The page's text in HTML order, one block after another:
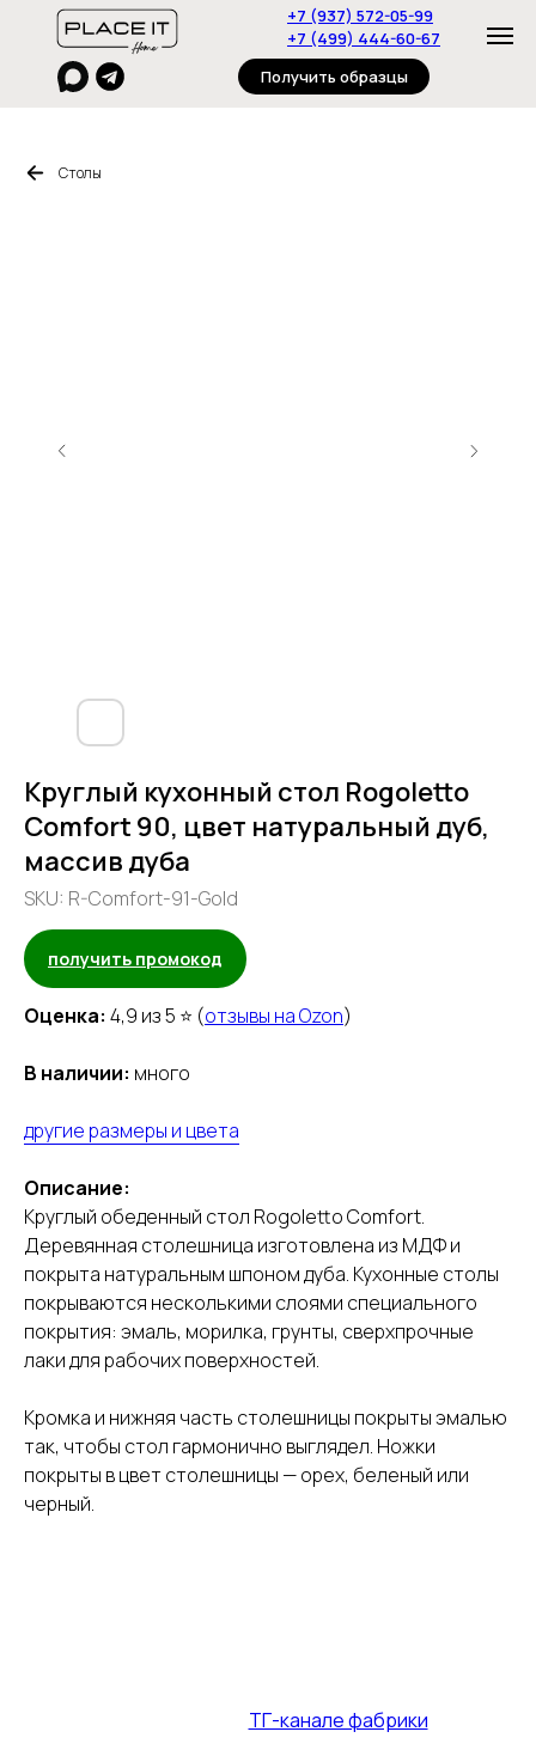
+7 (499) 444-60-67
+7 (937) 572-05-99
Получить образцы
Столы
Круглый кухонный стол Rogoletto
Comfort 90, цвет натуральный дуб,
массив дуба
SKU: R-Comfort-91-Gold
получить промокод
Оценка: 4,9 из 5 ⭐ (отзывы на Ozon)
В наличии: много
другие размеры и цвета
Описание:
Круглый обеденный стол Rogoletto Comfort.
Деревянная столешница изготовлена из МДФ и
покрыта натуральным шпоном дуба. Кухонные столы
покрываются несколькими слоями специального
покрытия: эмаль, морилка, грунты, сверхпрочные
лаки для рабочих поверхностей.
Кромка и нижняя часть столешницы покрыты эмалью
так, чтобы стол гармонично выглядел. Ножки
покрыты в цвет столешницы — орех, беленый или
черный.
ТГ-канале фабрики